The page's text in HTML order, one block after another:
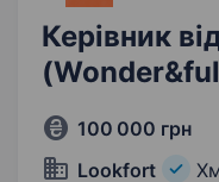
Керівник
100 000 грн
Lookfort